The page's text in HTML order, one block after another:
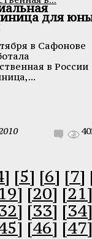
для
в Сафонове
в России
[5] [6] [7]
[20] [21]
[33] [34]
[46] [47]